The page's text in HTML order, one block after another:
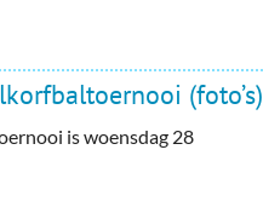
(foto’s)
is woensdag 28